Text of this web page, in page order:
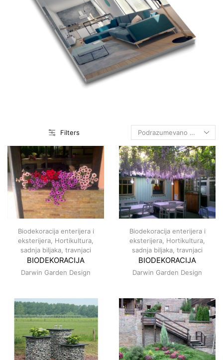
Filters
Biodekoracija enterijera i
eksterijera Hortikultura,
sadnja biljaka, travnjaci
BIODEKORACIJA
Darwin Garden Design
Biodekoracija enterijera i
eksterijera Hortikultura,
sadnja biljaka, travnjaci
BIODEKORACIJA
Darwin Garden Design